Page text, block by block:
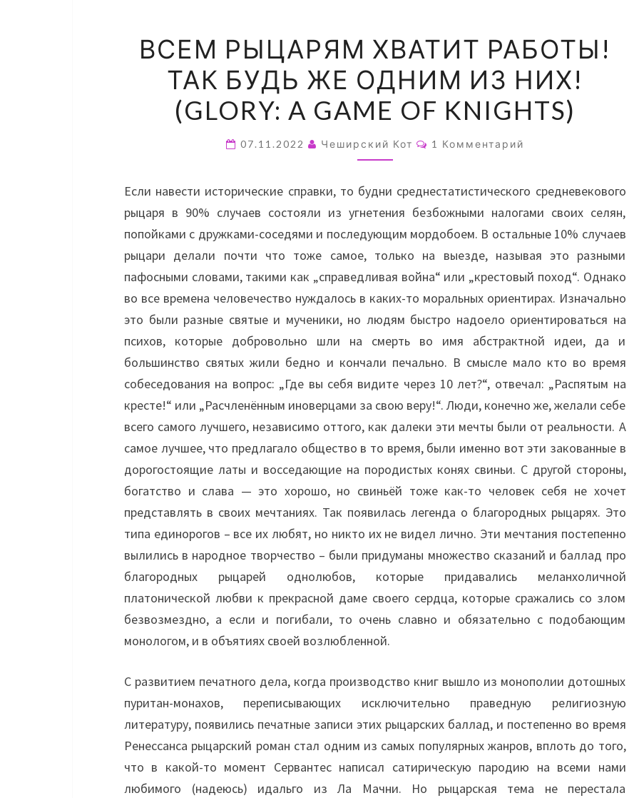
РЫЦАРЯМ
ХВАТИТ
РАБОТЫ!
ТАК
БУДЬ
ЖЕ
ИЗ
НИХ!
(GLORY:
A
GAME
OF
KNIGHTS)
ВСЕМ РЫЦАРЯМ ХВАТИТ РАБОТЫ!
ТАК БУДЬ ЖЕ ОДНИМ ИЗ НИХ!
(GLORY: A GAME OF KNIGHTS)
07.11.2022 Чеширский Кот Комментарии
1 Комментарий
Если навести исторические справки, то будни среднестатистического средневекового
рыцаря в 90% случаев состояли из угнетения безбожными налогами своих селян,
попойками с дружками-соседями и последующим мордобоем. В остальные 10% случаев
рыцари делали почти что тоже самое, только на выезде, называя это разными
пафосными словами, такими как „справедливая война“ или „крестовый поход“. Однако
во все времена человечество нуждалось в каких-то моральных ориентирах. Изначально
это были разные святые и мученики, но людям быстро надоело ориентироваться на
психов, которые добровольно шли на смерть во имя абстрактной идеи, да и
большинство святых жили бедно и кончали печально. В смысле мало кто во время
собеседования на вопрос: „Где вы себя видите через 10 лет?“, отвечал: „Распятым на
кресте!“ или „Расчленённым иноверцами за свою веру!“. Люди, конечно же, желали себе
всего самого лучшего, независимо оттого, как далеки эти мечты были от реальности. А
самое лучшее, что предлагало общество в то время, были именно вот эти закованные в
дорогостоящие латы и восседающие на породистых конях свиньи. С другой стороны,
богатство и слава — это хорошо, но свиньёй тоже как-то человек себя не хочет
представлять в своих мечтаниях. Так появилась легенда о благородных рыцарях. Это
типа единорогов – все их любят, но никто их не видел лично. Эти мечтания постепенно
вылились в народное творчество – были придуманы множество сказаний и баллад про
благородных рыцарей однолюбов, которые придавались меланхоличной
платонической любви к прекрасной даме своего сердца, которые сражались со злом
безвозмездно, а если и погибали, то очень славно и обязательно с подобающим
монологом, и в объятиях своей возлюбленной.
С развитием печатного дела, когда производство книг вышло из монополии дотошных
пуритан-монахов, переписывающих исключительно праведную религиозную
литературу, появились печатные записи этих рыцарских баллад, и постепенно во время
Ренессанса рыцарский роман стал одним из самых популярных жанров, вплоть до того,
что в какой-то момент Сервантес написал сатирическую пародию на всеми нами
любимого (надеюсь) идальго из Ла Мачни. Но рыцарская тема не перестала